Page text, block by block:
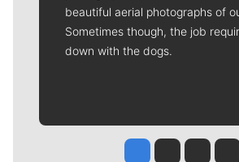
beautiful aerial photographs of
Sometimes though, the job
down with the dogs.
Jesse Tinsley
Jim Molly